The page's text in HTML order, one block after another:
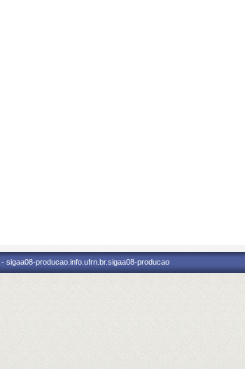
sigaa08-producao.info.ufrn.br.sigaa08-producao